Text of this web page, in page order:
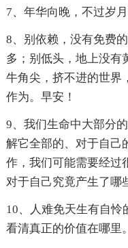
7、年华向晚，不过岁
8、别依赖，没有免费
多；别低头，地上没有
牛角尖，挤不进的世界
作为。早安！
9、我们生命中大部分
解它全部的、对于自己
作，我们可能需要经过
对于自己究竟产生了哪
10、人难免天生有自
看清真正的价值在哪里